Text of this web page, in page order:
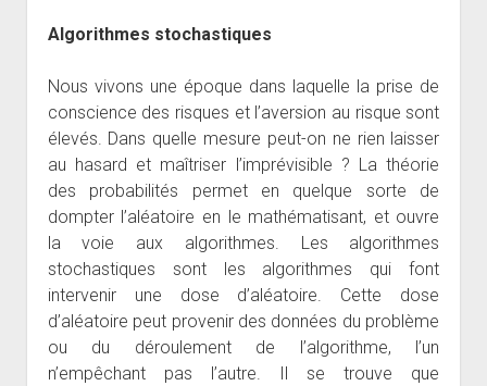
Algorithmes stochastiques
Nous vivons une époque dans laquelle la prise de
conscience des risques et l’aversion au risque sont
élevés. Dans quelle mesure peut-on ne rien laisser
au hasard et maîtriser l’imprévisible ? La théorie
des probabilités permet en quelque sorte de
dompter l’aléatoire en le mathématisant, et ouvre
la voie aux algorithmes. Les algorithmes
stochastiques sont les algorithmes qui font
intervenir une dose d’aléatoire. Cette dose
d’aléatoire peut provenir des données du problème
ou du déroulement de l’algorithme, l’un
n’empêchant pas l’autre. Il se trouve que